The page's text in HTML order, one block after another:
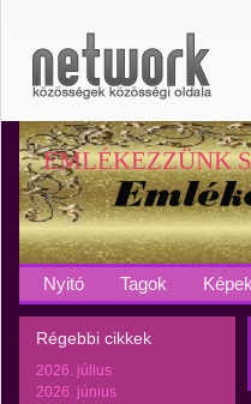
EMLÉKEZZÜNK
Nyitó Tagok Képek
Régebbi cikkek
2026. július
2026. június